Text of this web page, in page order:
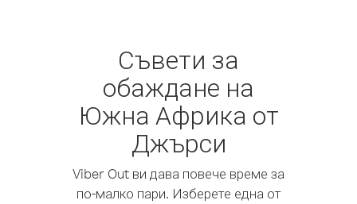
Съвети за
обаждане на
Южна Африка от
Джърси
Viber Out ви дава повече време за
по-малко пари. Изберете една от